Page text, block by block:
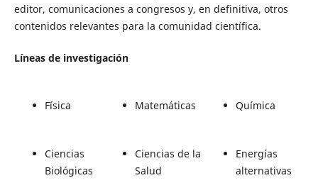
editor, comunicaciones a congresos y, en definitiva, otros
contenidos relevantes para la comunidad científica.
Líneas de investigación
Física Matemáticas Química
Ciencias
Biológicas
Ciencias de la
Salud
Energías
alternativas